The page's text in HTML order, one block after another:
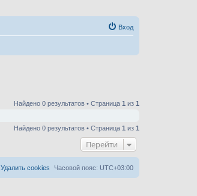
Вход
Найдено 0 результатов • Страница 1 из 1
Найдено 0 результатов • Страница 1 из 1
Перейти
Часовой пояс: UTC+03:00
Удалить cookies